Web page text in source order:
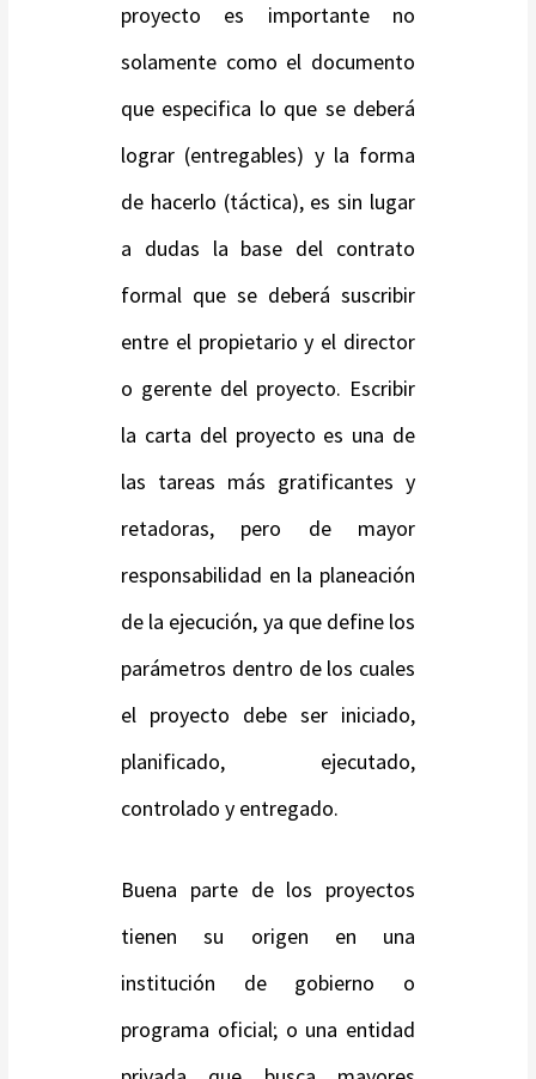
proyecto es importante no
solamente como el documento
que especifica lo que se deberá
lograr (entregables) y la forma
de hacerlo (táctica), es sin lugar
a dudas la base del contrato
formal que se deberá suscribir
entre el propietario y el director
o gerente del proyecto. Escribir
la carta del proyecto es una de
las tareas más gratificantes y
retadoras, pero de mayor
responsabilidad en la planeación
de la ejecución, ya que define los
parámetros dentro de los cuales
el proyecto debe ser iniciado,
planificado, ejecutado,
controlado y entregado.
Buena parte de los proyectos
tienen su origen en una
institución de gobierno o
programa oficial; o una entidad